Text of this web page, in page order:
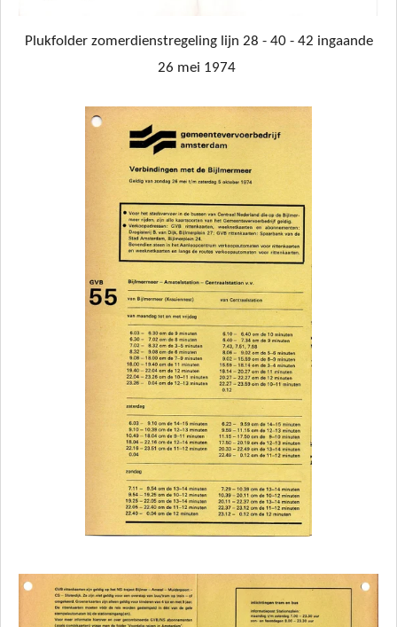
Plukfolder zomerdienstregeling lijn 28 - 40 - 42 ingaande
26 mei 1974